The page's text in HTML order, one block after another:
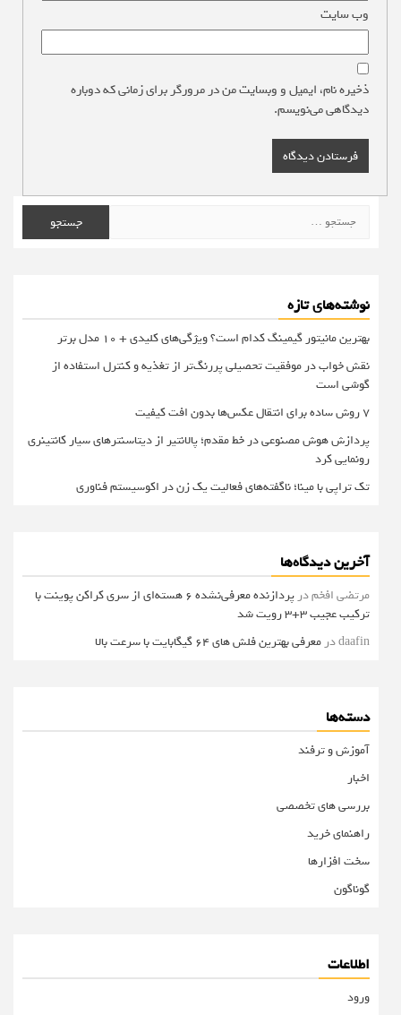
وب‌ سایت
ذخیره نام، ایمیل و وبسایت من در مرورگر برای زمانی که دوباره
دیدگاهی می‌نویسم.
برای:
نوشته‌های تازه
بهترین مانیتور گیمینگ کدام است؟ ویژگی‌های کلیدی + 10 مدل برتر
نقش خواب در موفقیت تحصیلی پررنگ‌تر از تغذیه و کنترل استفاده از
گوشی است
۷ روش ساده برای انتقال عکس‌ها بدون افت کیفیت
پردازش هوش مصنوعی در خط مقدم؛ پالانتیر از دیتاسنترهای سیار کانتینری
رونمایی کرد
تک تراپی با مینا؛ ناگفته‌های فعالیت یک زن در اکوسیستم فناوری
آخرین دیدگاه‌ها
مرتضی افخمدر
پردازنده معرفی‌نشده 6 هسته‌ای از سری کراکن پوینت با
ترکیب عجیب 3+3 رویت شد
daafinدرمعرفی بهترین فلش های 64 گیگابایت با سرعت بالا
دسته‌ها
آموزش و ترفند
اخبار
بررسی های تخصصی
راهنمای خرید
سخت افزارها
گوناگون
اطلاعات
ورود